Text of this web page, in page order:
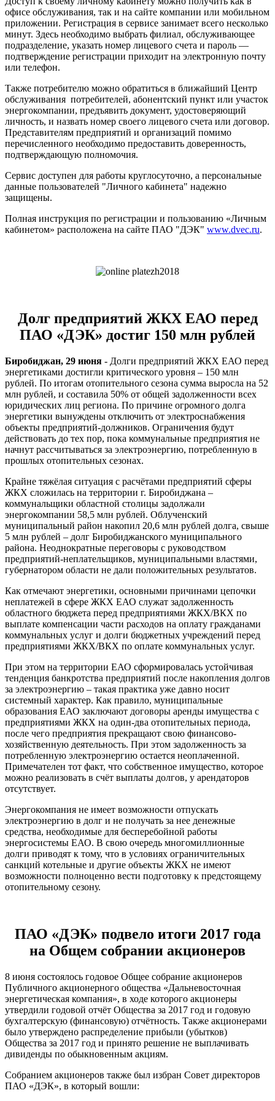
офисе обслуживания, так и на сайте компании или мобильном
приложении. Регистрация в сервисе занимает всего несколько
минут. Здесь необходимо выбрать филиал, обслуживающее
подразделение, указать номер лицевого счета и пароль —
подтверждение регистрации приходит на электронную почту
или телефон.
Также потребителю можно обратиться в ближайший Центр
обслуживания потребителей, абонентский пункт или участок
энергокомпании, предъявить документ, удостоверяющий
личность, и назвать номер своего лицевого счета или договор.
Представителям предприятий и организаций помимо
перечисленного необходимо предоставить доверенность,
подтверждающую полномочия.
Сервис доступен для работы круглосуточно, а персональные
данные пользователей "Личного кабинета" надежно
защищены.
Полная инструкция по регистрации и пользованию «Личным
кабинетом» расположена на сайте ПАО "ДЭК" www.dvec.ru.
Долг предприятий ЖКХ ЕАО перед
ПАО «ДЭК» достиг 150 млн рублей
Биробиджан, 29 июня - Долги предприятий ЖКХ ЕАО перед
энергетиками достигли критического уровня – 150 млн
рублей. По итогам отопительного сезона сумма выросла на 52
млн рублей, и составила 50% от общей задолженности всех
юридических лиц региона. По причине огромного долга
энергетики вынуждены отключить от электроснабжения
объекты предприятий-должников. Ограничения будут
действовать до тех пор, пока коммунальные предприятия не
начнут рассчитываться за электроэнергию, потребленную в
прошлых отопительных сезонах.
Крайне тяжёлая ситуация с расчётами предприятий сферы
ЖКХ сложилась на территории г. Биробиджана –
коммунальщики областной столицы задолжали
энергокомпании 58,5 млн рублей. Облученский
муниципальный район накопил 20,6 млн рублей долга, свыше
5 млн рублей – долг Биробиджанского муниципального
района. Неоднократные переговоры с руководством
предприятий-неплательщиков, муниципальными властями,
губернатором области не дали положительных результатов.
Как отмечают энергетики, основными причинами цепочки
неплатежей в сфере ЖКХ ЕАО служат задолженность
областного бюджета перед предприятиями ЖКХ/ВКХ по
выплате компенсации части расходов на оплату гражданами
коммунальных услуг и долги бюджетных учреждений перед
предприятиями ЖКХ/ВКХ по оплате коммунальных услуг.
При этом на территории ЕАО сформировалась устойчивая
тенденция банкротства предприятий после накопления долгов
за электроэнергию – такая практика уже давно носит
системный характер. Как правило, муниципальные
образования ЕАО заключают договоры аренды имущества с
предприятиями ЖКХ на один-два отопительных периода,
после чего предприятия прекращают свою финансово-
хозяйственную деятельность. При этом задолженность за
потребленную электроэнергию остается неоплаченной.
Примечателен тот факт, что собственное имущество, которое
можно реализовать в счёт выплаты долгов, у арендаторов
отсутствует.
Энергокомпания не имеет возможности отпускать
электроэнергию в долг и не получать за нее денежные
средства, необходимые для бесперебойной работы
энергосистемы ЕАО. В свою очередь многомиллионные
долги приводят к тому, что в условиях ограничительных
санкций котельные и другие объекты ЖКХ не имеют
возможности полноценно вести подготовку к предстоящему
отопительному сезону.
ПАО «ДЭК» подвело итоги 2017 года
на Общем собрании акционеров
8 июня состоялось годовое Общее собрание акционеров
Публичного акционерного общества «Дальневосточная
энергетическая компания», в ходе которого акционеры
утвердили годовой отчёт Общества за 2017 год и годовую
бухгалтерскую (финансовую) отчётность. Также акционерами
было утверждено распределение прибыли (убытков)
Общества за 2017 год и принято решение не выплачивать
дивиденды по обыкновенным акциям.
Собранием акционеров также был избран Совет директоров
ПАО «ДЭК», в который вошли: